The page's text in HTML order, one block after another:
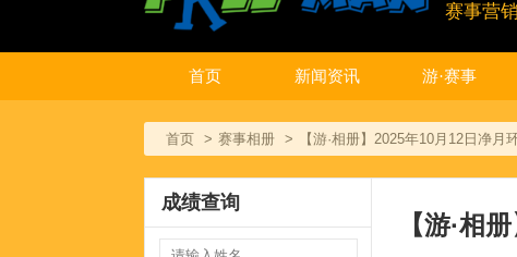
赛事营
首页 新闻资讯 游·赛事
首页 赛事相册 【游·相册】2025年10月12日净月
成绩查询
【游·相